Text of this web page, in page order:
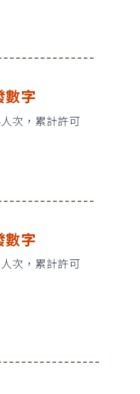
數字
次，累計許可
數字
次，累計許可